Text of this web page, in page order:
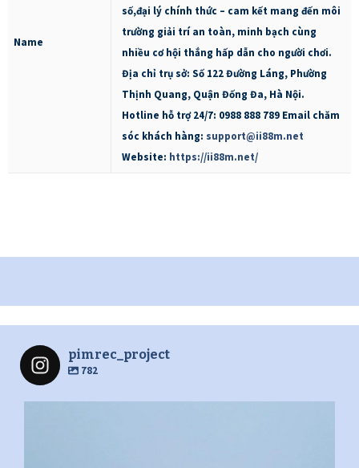
Name
số,đại lý chính thức – cam kết mang đến môi
trường giải trí an toàn, minh bạch cùng
nhiều cơ hội thắng hấp dẫn cho người chơi.
Địa chỉ trụ sở: Số 122 Đường Láng, Phường
Thịnh Quang, Quận Đống Đa, Hà Nội.
Hotline hỗ trợ 24/7: 0988 888 789 Email chăm
sóc khách hàng: support@ii88m.net
Website: https://ii88m.net/
pimrec_project
782